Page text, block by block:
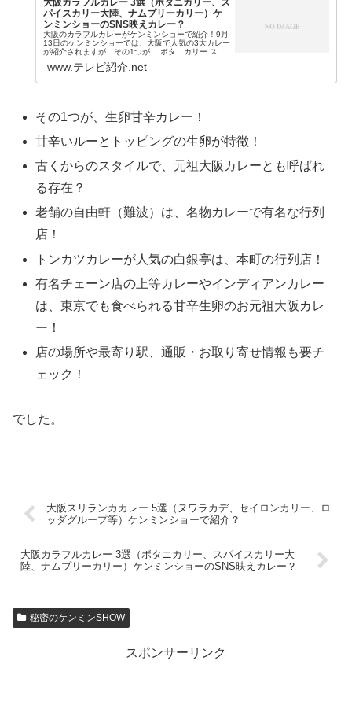
大阪カラフルカレー 3選（ボタニカリー、ス
パイスカリー大陸、ナムプリーカリー）ケ
ンミンショーのSNS映えカレー？
大阪のカラフルカレーがケンミンショーで紹介！9月
13日のケンミンショーでは、大阪で人気の3大カレー
が紹介されますが、その1つが… ボタニカリー スパ
えする色とりどりのカラフルカレーです。そこ...
www.テレビ紹介.net
その1つが、生卵甘辛カレー！
甘辛いルーとトッピングの生卵が特徴！
古くからのスタイルで、元祖大阪カレーとも呼ばれ
る存在？
老舗の自由軒（難波）は、名物カレーで有名な行列
店！
トンカツカレーが人気の白銀亭は、本町の行列店！
有名チェーン店の上等カレーやインディアンカレー
は、東京でも食べられる甘辛生卵のお元祖大阪カレ
ー！
店の場所や最寄り駅、通販・お取り寄せ情報も要チ
ェック！
でした。
大阪スリランカカレー 5選（ヌワラカデ、セイロンカリー、ロ
ッダグループ等）ケンミンショーで紹介？
大阪カラフルカレー 3選（ボタニカリー、スパイスカリー大
陸、ナムプリーカリー）ケンミンショーのSNS映えカレー？
秘密のケンミンSHOW
スポンサーリンク